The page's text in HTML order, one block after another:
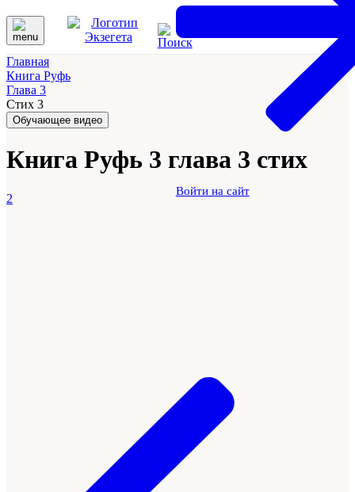
Войти на сайт
Главная
Книга Руфь
Глава 3
Стих 3
Обучающее видео
Книга Руфь 3 глава 3 стих
2